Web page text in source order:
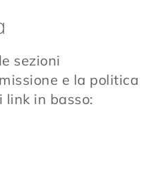
sezioni
e la politica
link in basso: